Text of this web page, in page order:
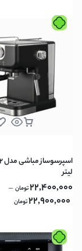
لیتر
22,400,000تومان –
22,900,000تومان